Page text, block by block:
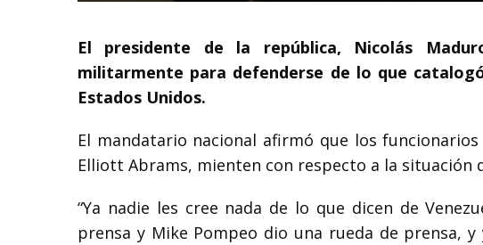
El presidente de la república, Nicolás
militarmente para defenderse de lo que
Estados Unidos.
El mandatario nacional afirmó que los
Elliott Abrams, mienten con respecto a la situación
“Ya nadie les cree nada de lo que dicen de
prensa y Mike Pompeo dio una rueda de prensa,